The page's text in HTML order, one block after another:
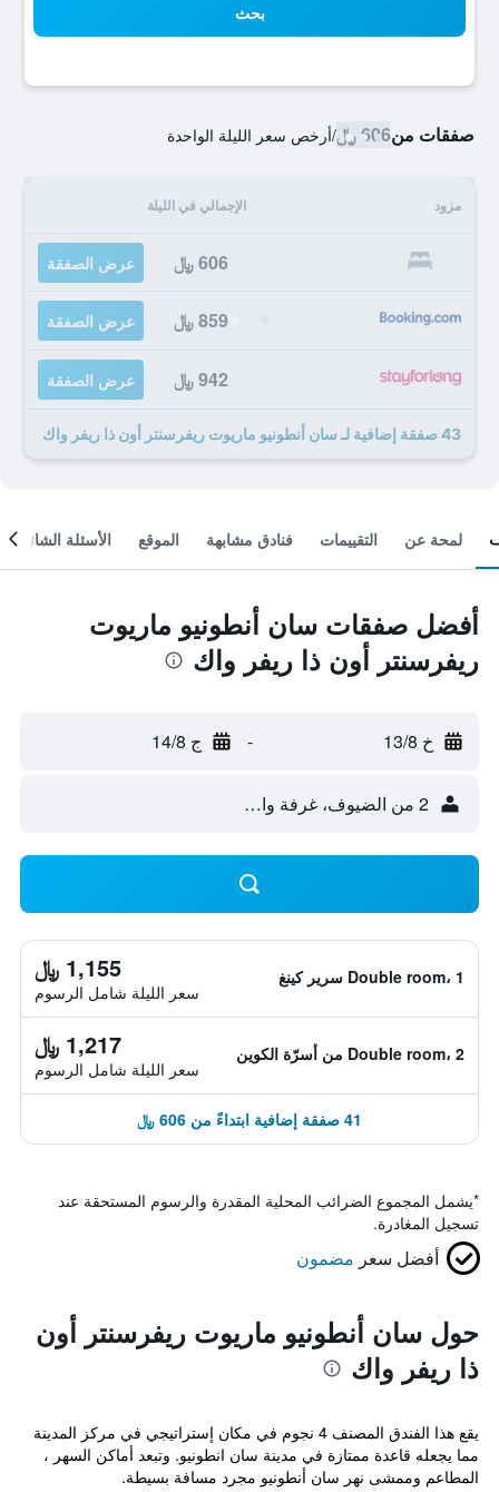
بحث
صفقات من606 ﷼ /أرخص سعر الليلة الواحدة
مزود الإجمالي في الليلة
606 ﷼ عرض الصفقة
859 ﷼ عرض الصفقة
942 ﷼ عرض الصفقة
43 صفقة إضافية لـ سان أنطونيو ماريوت ريفرسنتر أون ذا ريفر واك
لمحة عن التقييمات فنادق مشابهة الموقع الأسئلة الشائعة
أفضل صفقات سان أنطونيو ماريوت
ريفرسنتر أون ذا ريفر واك
خ 13/8 - ج 14/8
2 من الضيوف، غرفة واحدة
Double room، 1 سرير كينغ 1,155 ﷼
سعر الليلة شامل الرسوم
Double room، 2 من أسرّة الكوين 1,217 ﷼
سعر الليلة شامل الرسوم
41 صفقة إضافية ابتداءً من 606 ﷼
*يشمل المجموع الضرائب المحلية المقدرة والرسوم المستحقة عند
تسجيل المغادرة.
أفضل سعر مضمون
حول سان أنطونيو ماريوت ريفرسنتر أون
ذا ريفر واك
يقع هذا الفندق المصنف 4 نجوم في مكان إستراتيجي في مركز المدينة
مما يجعله قاعدة ممتازة في مدينة سان انطونيو. وتبعد أماكن السهر ،
المطاعم وممشى نهر سان أنطونيو مجرد مسافة بسيطة.